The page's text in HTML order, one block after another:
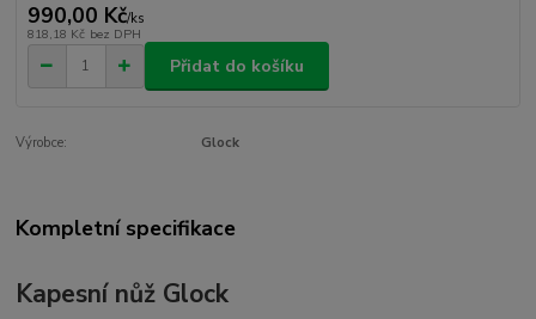
990,00 Kč/ks
818,18 Kč bez DPH
Přidat do košíku
Výrobce: Glock
Kompletní specifikace
Kapesní nůž Glock